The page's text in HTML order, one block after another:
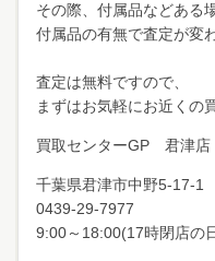
その際、付属品などある
付属品の有無で査定が変
査定は無料ですので、
まずはお気軽にお近くの
買取センターGP 君津店
千葉県君津市中野5-17-1
0439-29-7977
9:00～18:00(17時閉店の